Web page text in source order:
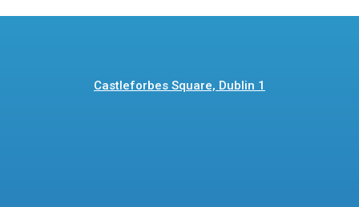
Castleforbes Square, Dublin 1